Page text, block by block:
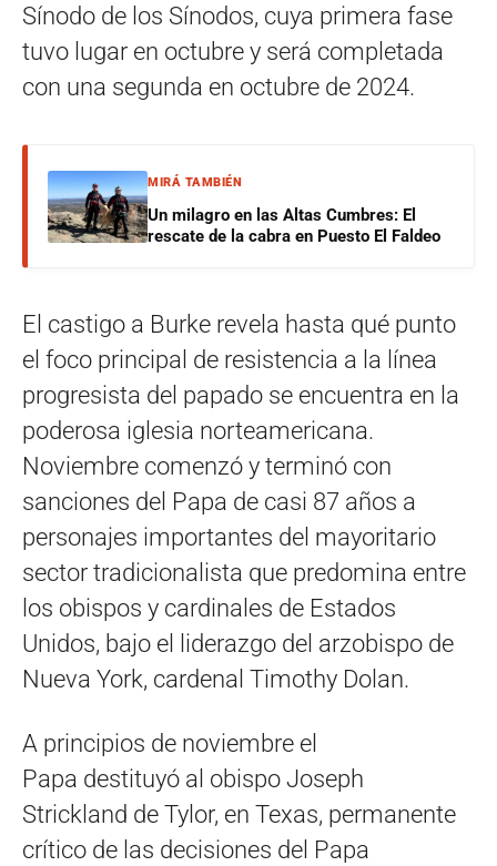
Sínodo de los Sínodos, cuya primera fase
tuvo lugar en octubre y será completada
con una segunda en octubre de 2024.
MIRÁ TAMBIÉN
Un milagro en las Altas Cumbres: El
rescate de la cabra en Puesto El Faldeo
El castigo a Burke revela hasta qué punto
el foco principal de resistencia a la línea
progresista del papado se encuentra en la
poderosa iglesia norteamericana.
Noviembre comenzó y terminó con
sanciones del Papa de casi 87 años a
personajes importantes del mayoritario
sector tradicionalista que predomina entre
los obispos y cardinales de Estados
Unidos, bajo el liderazgo del arzobispo de
Nueva York, cardenal Timothy Dolan.
A principios de noviembre el
Papa destituyó al obispo Joseph
Strickland de Tylor, en Texas, permanente
crítico de las decisiones del Papa